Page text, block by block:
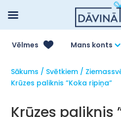
Vēlmes Mans konts
Sākums / Svētkiem /
Krūzes paliknis ”Koka ripiņa”
Krūzes paliknis